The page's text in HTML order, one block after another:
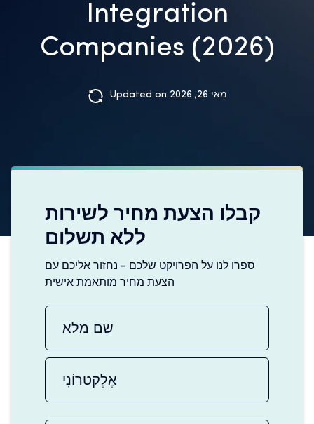
Integration
Companies (2026)
Updated on מאי 26, 2026
קבלו הצעת מחיר לשירות
ללא תשלום
ספרו לנו על הפרויקט שלכם - נחזור אליכם עם
הצעת מחיר מותאמת אישית